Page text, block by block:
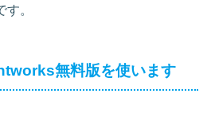
。
無料版を使います